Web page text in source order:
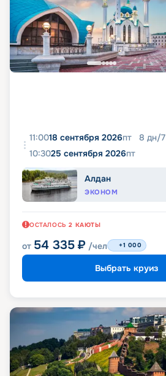
11:0018 сентября 2026пт 8 дн/7
10:3025 сентября 2026пт
Алдан
ЭКОНОМ
ОСТАЛОСЬ 2 КАЮТЫ
от 54 335 ₽ /чел +1 000
Выбрать круиз